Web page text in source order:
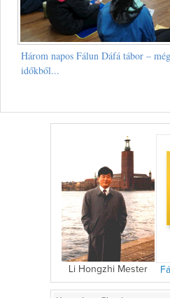
Három napos Fálun Dáfá tábor –
időkből...
Li Hongzhi Mester